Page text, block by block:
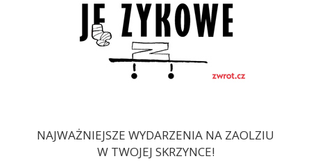
NAJWAŻNIEJSZE WYDARZENIA NA ZAOLZIU
W TWOJEJ SKRZYNCE!